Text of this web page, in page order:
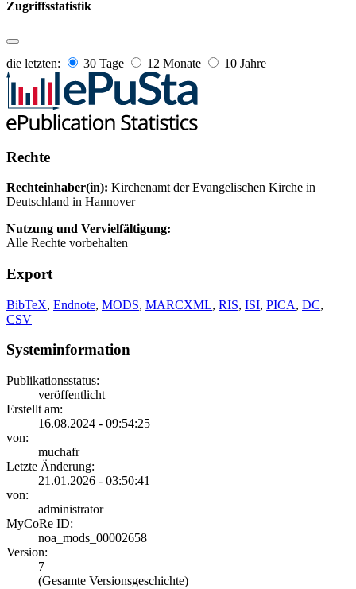
Zugriffsstatistik
die letzten: 30 Tage 12 Monate 10 Jahre
Rechte
Rechteinhaber(in): Kirchenamt der Evangelischen Kirche in
Deutschland in Hannover
Nutzung und Vervielfältigung:
Alle Rechte vorbehalten
Export
BibTeX, Endnote, MODS, MARCXML, RIS, ISI, PICA, DC,
CSV
Systeminformation
Publikationsstatus:
veröffentlicht
Erstellt am:
16.08.2024 - 09:54:25
von:
muchafr
Letzte Änderung:
21.01.2026 - 03:50:41
von:
administrator
MyCoRe ID:
noa_mods_00002658
Version:
7
(Gesamte Versionsgeschichte)